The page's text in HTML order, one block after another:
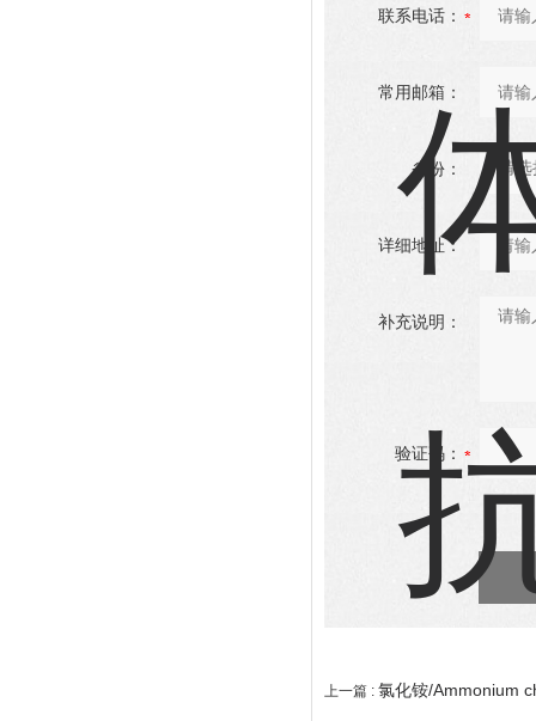
联系电话：
常用邮箱：
省份：
详细地址：
补充说明：
验证码：
上一篇 : 氯化铵/Ammonium